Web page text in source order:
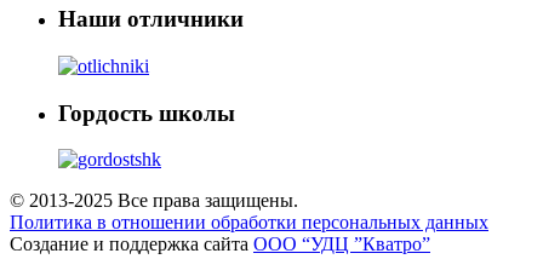
Наши отличники
Гордость школы
© 2013-2025 Все права защищены.
Политика в отношении обработки персональных данных
Создание и поддержка сайта ООО “УДЦ ”Кватро”